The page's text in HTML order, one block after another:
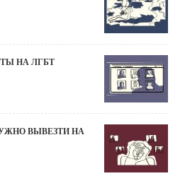
НА ЛГБТ
ВЫВЕЗТИ НА